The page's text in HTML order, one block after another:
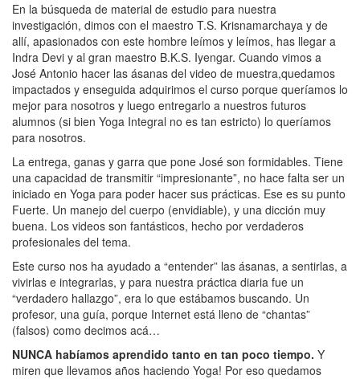
En la búsqueda de material de estudio para nuestra
investigación, dimos con el maestro T.S. Krisnamarchaya y de
allí, apasionados con este hombre leímos y leímos, has llegar a
Indra Devi y al gran maestro B.K.S. Iyengar. Cuando vimos a
José Antonio hacer las ásanas del video de muestra,quedamos
impactados y enseguida adquirimos el curso porque queríamos lo
mejor para nosotros y luego entregarlo a nuestros futuros
alumnos (si bien Yoga Integral no es tan estricto) lo queríamos
para nosotros.
La entrega, ganas y garra que pone José son formidables. Tiene
una capacidad de transmitir “impresionante”, no hace falta ser un
iniciado en Yoga para poder hacer sus prácticas. Ese es su punto
Fuerte. Un manejo del cuerpo (envidiable), y una dicción muy
buena. Los videos son fantásticos, hecho por verdaderos
profesionales del tema.
Este curso nos ha ayudado a “entender” las ásanas, a sentirlas, a
vivirlas e integrarlas, y para nuestra práctica diaria fue un
“verdadero hallazgo”, era lo que estábamos buscando. Un
profesor, una guía, porque Internet está lleno de “chantas”
(falsos) como decimos acá…
NUNCA habíamos aprendido tanto en tan poco tiempo. Y
miren que llevamos años haciendo Yoga! Por eso quedamos